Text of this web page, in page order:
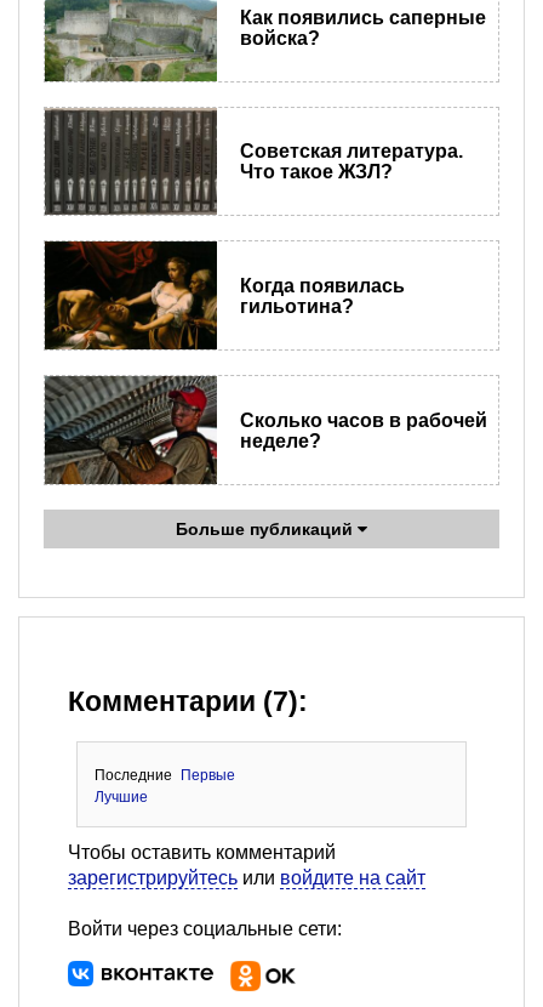
Как появились саперные
войска?
Советская литература.
Что такое ЖЗЛ?
Когда появилась
гильотина?
Сколько часов в рабочей
неделе?
Больше публикаций
Комментарии (7):
Последние
Первые
Лучшие
Чтобы оставить комментарий
зарегистрируйтесь или войдите на сайт
Войти через социальные сети: